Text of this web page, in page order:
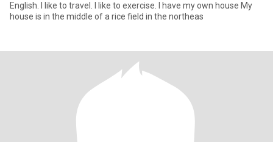
English. I like to travel. I like to exercise. I have my own house My
house is in the middle of a rice field in the northeas